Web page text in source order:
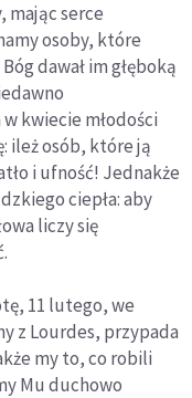
mając serce
osoby, które
dawał im głęboką
kwiecie młodości
ileż osób, które ją
i ufność! Jednakże
ciepła: aby
liczy się
11 lutego, we
z Lourdes, przypada
my to, co robili
Mu duchowo